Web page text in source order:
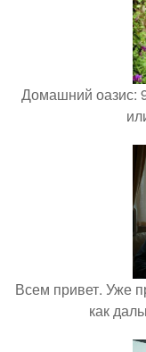
Домашний оазис:
Всем привет. Уже
как